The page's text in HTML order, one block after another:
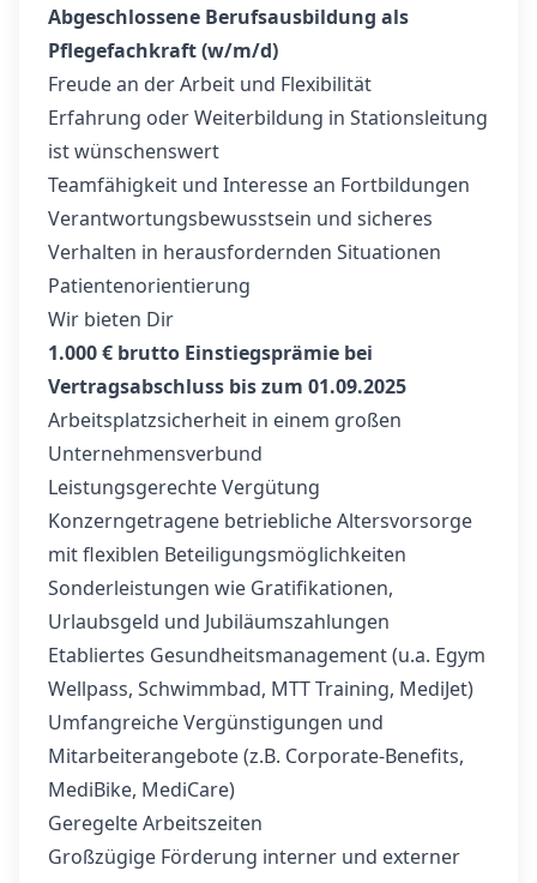
Abgeschlossene Berufsausbildung als
Pflegefachkraft (w/m/d)
Freude an der Arbeit und Flexibilität
Erfahrung oder Weiterbildung in Stationsleitung
ist wünschenswert
Teamfähigkeit und Interesse an Fortbildungen
Verantwortungsbewusstsein und sicheres
Verhalten in herausfordernden Situationen
Patientenorientierung
Wir bieten Dir
1.000 € brutto Einstiegsprämie bei
Vertragsabschluss bis zum 01.09.2025
Arbeitsplatzsicherheit in einem großen
Unternehmensverbund
Leistungsgerechte Vergütung
Konzerngetragene betriebliche Altersvorsorge
mit flexiblen Beteiligungsmöglichkeiten
Sonderleistungen wie Gratifikationen,
Urlaubsgeld und Jubiläumszahlungen
Etabliertes Gesundheitsmanagement (u.a. Egym
Wellpass, Schwimmbad, MTT Training, MediJet)
Umfangreiche Vergünstigungen und
Mitarbeiterangebote (z.B. Corporate-Benefits,
MediBike, MediCare)
Geregelte Arbeitszeiten
Großzügige Förderung interner und externer